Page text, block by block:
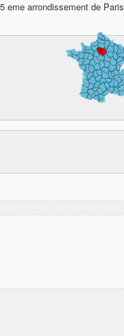
eme arrondissement de Paris